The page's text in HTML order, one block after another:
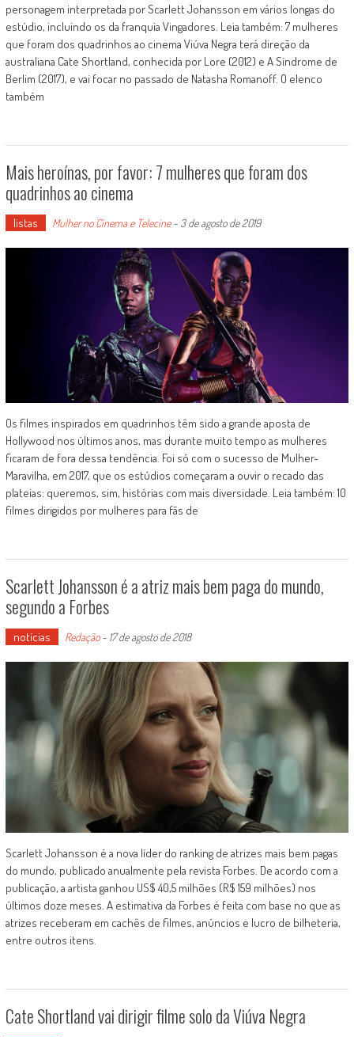
personagem interpretada por Scarlett Johansson em vários longas do
estúdio, incluindo os da franquia Vingadores. Leia também: 7 mulheres
que foram dos quadrinhos ao cinema Viúva Negra terá direção da
australiana Cate Shortland, conhecida por Lore (2012) e A Síndrome de
Berlim (2017), e vai focar no passado de Natasha Romanoff. O elenco
também
Mais heroínas, por favor: 7 mulheres que foram dos
quadrinhos ao cinema
listas Mulher no Cinema e Telecine- 3 de agosto de 2019
Os filmes inspirados em quadrinhos têm sido a grande aposta de
Hollywood nos últimos anos, mas durante muito tempo as mulheres
ficaram de fora dessa tendência. Foi só com o sucesso de Mulher-
Maravilha, em 2017, que os estúdios começaram a ouvir o recado das
plateias: queremos, sim, histórias com mais diversidade. Leia também: 10
filmes dirigidos por mulheres para fãs de
Scarlett Johansson é a atriz mais bem paga do mundo,
segundo a Forbes
notícias Redação- 17 de agosto de 2018
Scarlett Johansson é a nova líder do ranking de atrizes mais bem pagas
do mundo, publicado anualmente pela revista Forbes. De acordo com a
publicação, a artista ganhou US$ 40,5 milhões (R$ 159 milhões) nos
últimos doze meses. A estimativa da Forbes é feita com base no que as
atrizes receberam em cachês de filmes, anúncios e lucro de bilheteria,
entre outros itens.
Cate Shortland vai dirigir filme solo da Viúva Negra